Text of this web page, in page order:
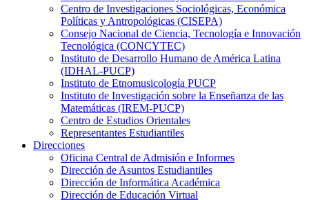
Centro de Investigaciones Sociológicas, Económica
Políticas y Antropológicas (CISEPA)
Consejo Nacional de Ciencia, Tecnología e Innovación
Tecnológica (CONCYTEC)
Instituto de Desarrollo Humano de América Latina
(IDHAL-PUCP)
Instituto de Etnomusicología PUCP
Instituto de Investigación sobre la Enseñanza de las
Matemáticas (IREM-PUCP)
Centro de Estudios Orientales
Representantes Estudiantiles
Direcciones
Oficina Central de Admisión e Informes
Dirección de Asuntos Estudiantiles
Dirección de Informática Académica
Dirección de Educación Virtual